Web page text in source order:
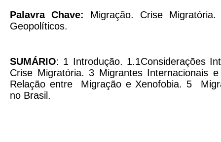
Palavra Chave: Migração. Crise Migratória.
Geopolíticos.
SUMÁRIO: 1 Introdução. 1.1Considerações
Crise Migratória. 3 Migrantes Internacionais
Relação entre Migração e Xenofobia. 5
no Brasil.